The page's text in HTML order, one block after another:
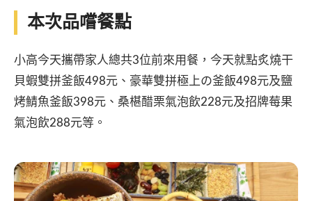
本次品嚐餐點
小高今天攜帶家人總共3位前來用餐，今天就點炙燒干
貝蝦雙拼釜飯498元、豪華雙拼極上の釜飯498元及鹽
烤鯖魚釜飯398元、桑椹醋栗氣泡飲228元及招牌莓果
氣泡飲288元等。